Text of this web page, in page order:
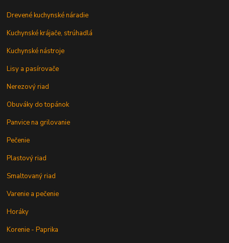
Drevené kuchynské náradie
Kuchynské krájače, strúhadlá
Kuchynské nástroje
Lisy a pasírovače
Nerezový riad
Obuváky do topánok
Panvice na grilovanie
Pečenie
Plastový riad
Smaltovaný riad
Varenie a pečenie
Horáky
Korenie - Paprika